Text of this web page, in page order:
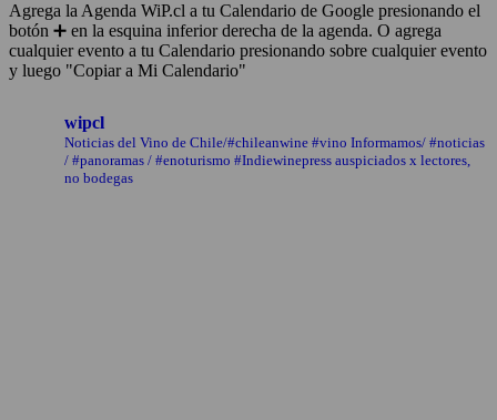
Agrega la Agenda WiP.cl a tu Calendario de Google presionando el
botón ➕ en la esquina inferior derecha de la agenda. O agrega
cualquier evento a tu Calendario presionando sobre cualquier evento
y luego "Copiar a Mi Calendario"
wipcl
Noticias del Vino de Chile/#chileanwine #vino Informamos/ #noticias
/ #panoramas / #enoturismo #Indiewinepress auspiciados x lectores,
no bodegas